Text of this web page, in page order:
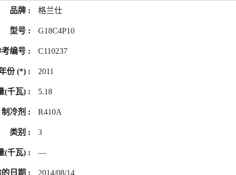
格兰仕
G18C4P10
C110237
2011
5.18
R410A
3
—
2014/08/14